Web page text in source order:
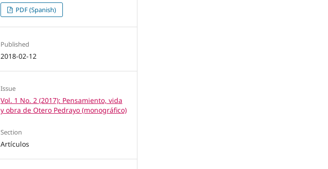
PDF (Spanish)
Published
2018-02-12
Issue
Vol. 1 No. 2 (2017): Pensamiento, vida
y obra de Otero Pedrayo (monográfico)
Section
Artículos